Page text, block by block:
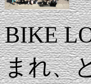
BIKE
まれ、